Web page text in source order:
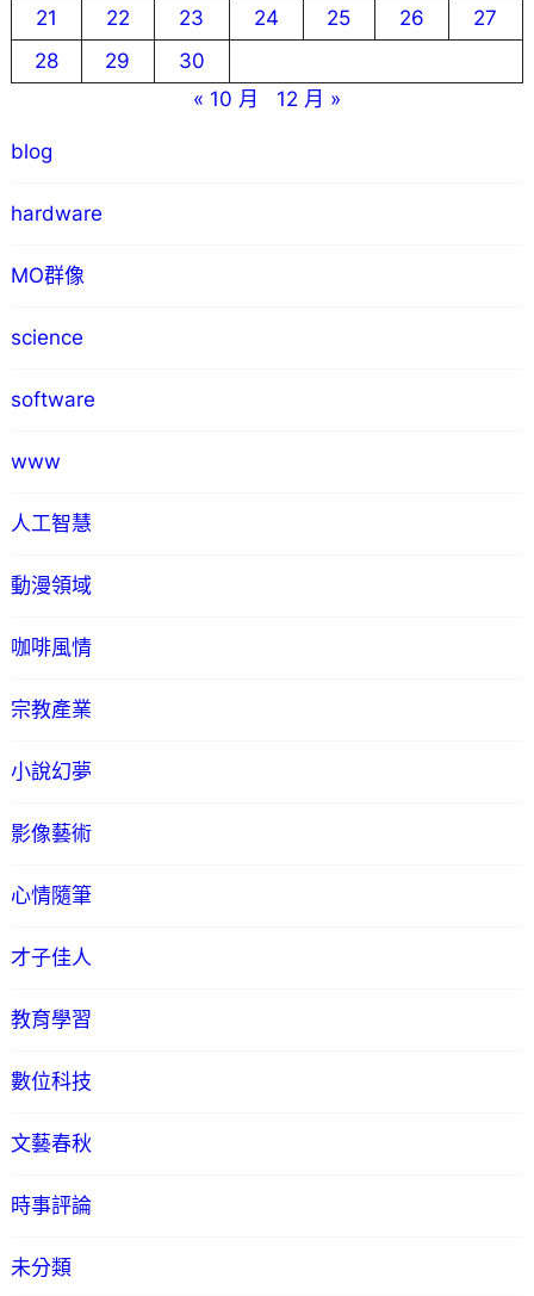
21
22 23 24 25 26
27
28
29
30
« 10 月
12 月 »
blog
hardware
MO群像
science
software
www
人工智慧
動漫領域
咖啡風情
宗教產業
小說幻夢
影像藝術
心情隨筆
才子佳人
教育學習
數位科技
文藝春秋
時事評論
未分類